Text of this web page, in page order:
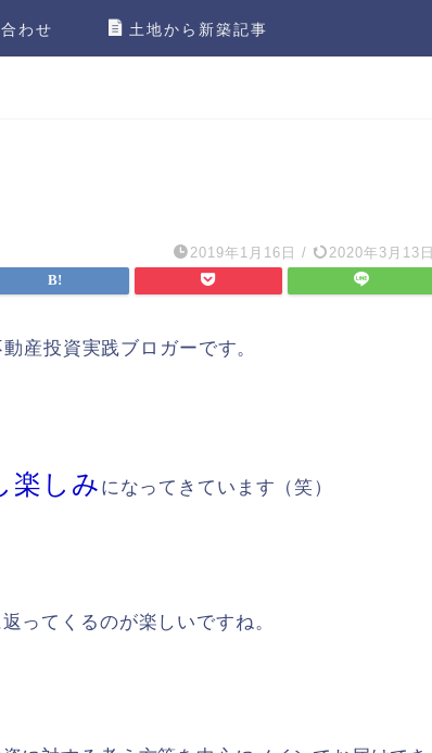
わせ 土地から新築記事
2019年1月16日 / 2020年3月13日
産投資実践ブロガーです。
楽しみ になってきています（笑）
ってくるのが楽しいですね。